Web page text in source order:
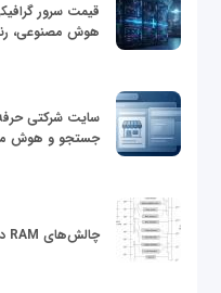
هوش مصنوعی،
سایت شرکتی
جستجو و هوش
چالش‌های RAM در Workloadهای محاسباتی HPC